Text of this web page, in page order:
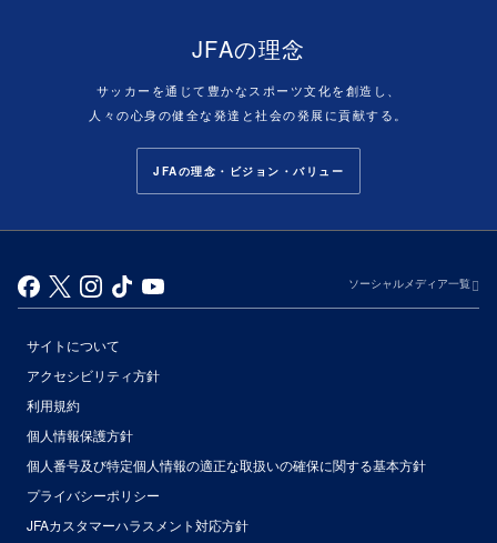
JFAの理念
サッカーを通じて豊かなスポーツ文化を創造し、
人々の心身の健全な発達と社会の発展に貢献する。
JFAの理念・ビジョン・バリュー
ソーシャルメディア一覧
サイトについて
アクセシビリティ方針
利用規約
個人情報保護方針
個人番号及び特定個人情報の適正な取扱いの確保に関する基本方針
プライバシーポリシー
JFAカスタマーハラスメント対応方針